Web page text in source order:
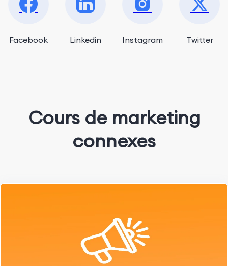
Facebook Linkedin Instagram Twitter
Cours de marketing
connexes